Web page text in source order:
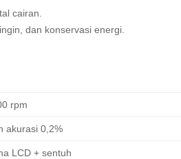
cairan.
dan konservasi energi.
rpm
akurasi 0,2%
LCD + sentuh